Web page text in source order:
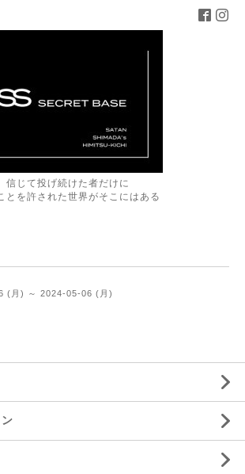
信じて投げ続けた者だけに
とを許された世界がそこにはある
(月) ～ 2024-05-06 (月)